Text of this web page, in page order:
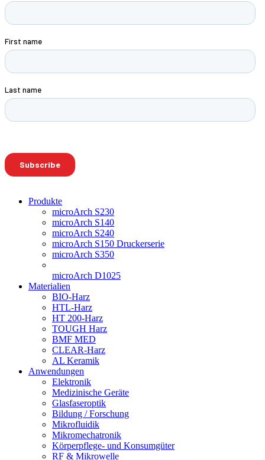
Produkte
microArch S230
microArch S140
microArch S240
microArch S150 Druckerserie
microArch S350
microArch D1025
Materialien
BIO-Harz
HTL-Harz
HT 200-Harz
TOUGH Harz
BMF MED
CLEAR-Harz
AL Keramik
Anwendungen
Elektronik
Medizinische Geräte
Glasfaseroptik
Bildung / Forschung
Mikrofluidik
Mikromechatronik
Körperpflege- und Konsumgüter
RF & Mikrowelle